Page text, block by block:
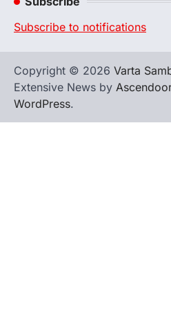
Subscribe to notifications
Copyright © 2026 Varta
Extensive News by
WordPress.